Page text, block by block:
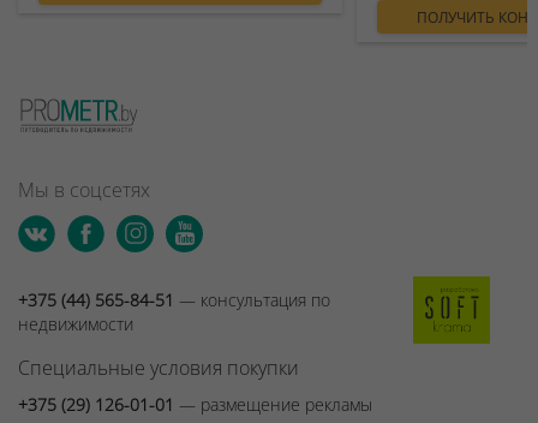
ПОЛУЧИТЬ
Мы в соцсетях
+375 (44) 565-84-51 — консультация по
недвижимости
Специальные условия покупки
+375 (29) 126-01-01 — размещение рекламы